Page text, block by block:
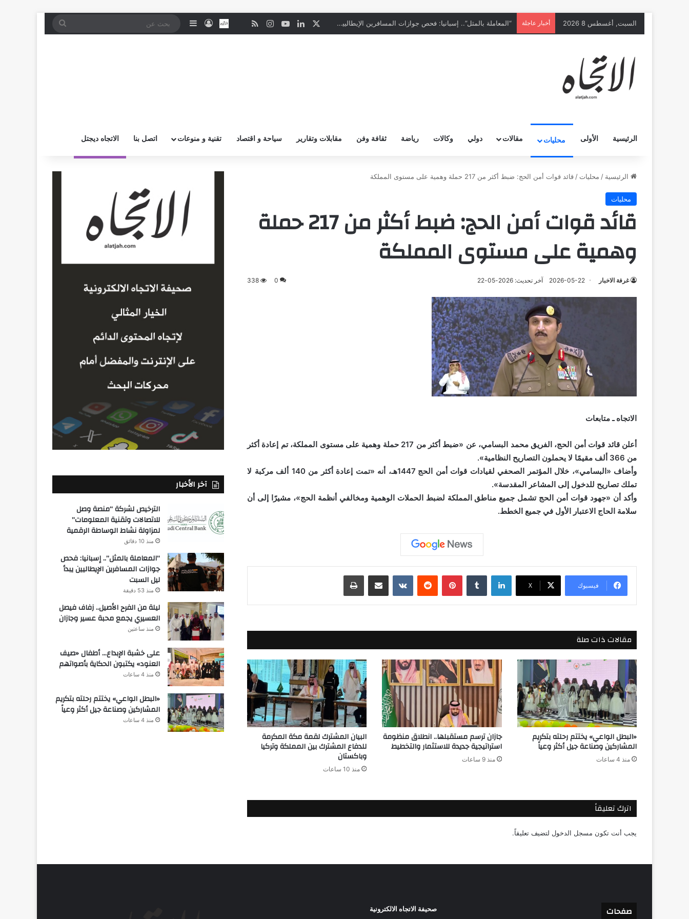
السبت, أغسطس 8 2026 أخبار عاجلة “المعاملة بالمثل”.. إسبانيا: فحص جوازات المسافرين الإيطاليين يبدأ ليل السبت لينكدإن‫YouTube
انستقرامملخص الموقع RSS
نبض اتصل بــنـا
تسجيل الدخول
إضافة عمود جانبي
بحث
الرئيسية الأولى محليات مقالات دولي وكالات رياضة ثقافة وفن مقابلات وتقارير سياحة و اقتصاد تقنية و منوعات اتصل بنا الاتجاه ديجتل
الرئيسية / محليات / قائد قوات أمن الحج: ضبط أكثر من 217 حملة وهمية على مستوى المملكة
محليات
قائد قوات أمن الحج: ضبط أكثر من 217 حملة
وهمية على مستوى المملكة
غرفة الاخبار 2026-05-22 آخر تحديث: 2026-05-22 0
338
الاتجاه ـ متابعات
أعلن قائد قوات أمن الحج، الفريق محمد البسامي، عن «ضبط أكثر من 217 حملة وهمية على مستوى المملكة، تم إعادة أكثر
من 366 ألف مقيمًا لا يحملون التصاريح النظامية».
وأضاف «البسامي»، خلال المؤتمر الصحفي لقيادات قوات أمن الحج 1447هـ، أنه «تمت إعادة أكثر من 140 ألف مركبة لا
تملك تصاريح للدخول إلى المشاعر المقدسة».
وأكد أن «جهود قوات أمن الحج تشمل جميع مناطق المملكة لضبط الحملات الوهمية ومخالفي أنظمة الحج»، مشيرًا إلى أن
سلامة الحاج الاعتبار الأول في جميع الخطط.
فيسبوك ‫X
لينكدإن بينتيريست مشاركة عبر البريد طباعة
مقالات ذات صلة
«البطل الواعي» يختتم رحلته بتكريم
المشاركين وصناعة جيل أكثر وعياً
منذ 4 ساعات
جازان ترسم مستقبلها.. انطلاق منظومة
استراتيجية جديدة للاستثمار والتخطيط
منذ 9 ساعات
البيان المشترك لقمة مكة المكرمة
للدفاع المشترك بين المملكة وتركيا
وباكستان
منذ 10 ساعات
اترك تعليقاً
يجب أنت تكون مسجل الدخول لتضيف تعليقاً.
آخر الأخبار
الترخيص لشركة “منصة وصل
للاتصالات وتقنية المعلومات”
لمزاولة نشاط الوساطة الرقمية
منذ 10 دقائق
“المعاملة بالمثل”.. إسبانيا: فحص
جوازات المسافرين الإيطاليين يبدأ
ليل السبت
منذ 53 دقيقة
ليلة من الفرح الأصيل.. زفاف فيصل
العسيري يجمع محبة عسير وجازان
منذ ساعتين
على خشبة الإبداع… أطفال «صيف
العنود» يكتبون الحكاية بأصواتهم
منذ 4 ساعات
«البطل الواعي» يختتم رحلته بتكريم
المشاركين وصناعة جيل أكثر وعياً
منذ 4 ساعات
صفحات صحيفة الاتجاه الالكترونية